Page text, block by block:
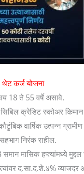
थेट कर्ज योजना
18 ते 55 वर्षे असावे.
सिबिल क्रेडिट स्कोअर
वार्षिक उत्पन्न
सहभाग निरंक राहील.
समान मासिक हप्त्यांमध्ये
द.सा.द.शे.४%